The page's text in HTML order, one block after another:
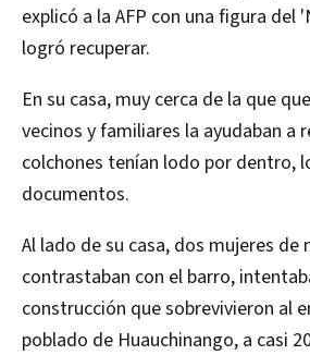
explicó a la AFP con una figura
logró recuperar.
En su casa, muy cerca de la que
vecinos y familiares la ayudaban a
colchones tenían lodo por dentro,
documentos.
Al lado de su casa, dos mujeres
contrastaban con el barro,
construcción que sobrevivieron al
poblado de Huauchinango, a casi